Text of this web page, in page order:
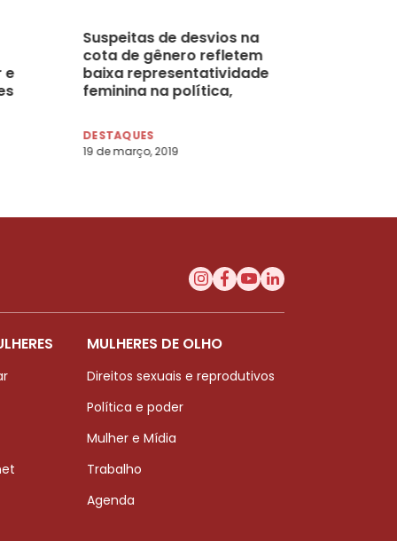
e
Suspeitas de desvios na
cota de gênero refletem
baixa representatividade
feminina na política,
DESTAQUES
19 de março, 2019
MULHERES DE OLHO
Direitos sexuais e reprodutivos
Política e poder
Mulher e Mídia
Trabalho
Agenda